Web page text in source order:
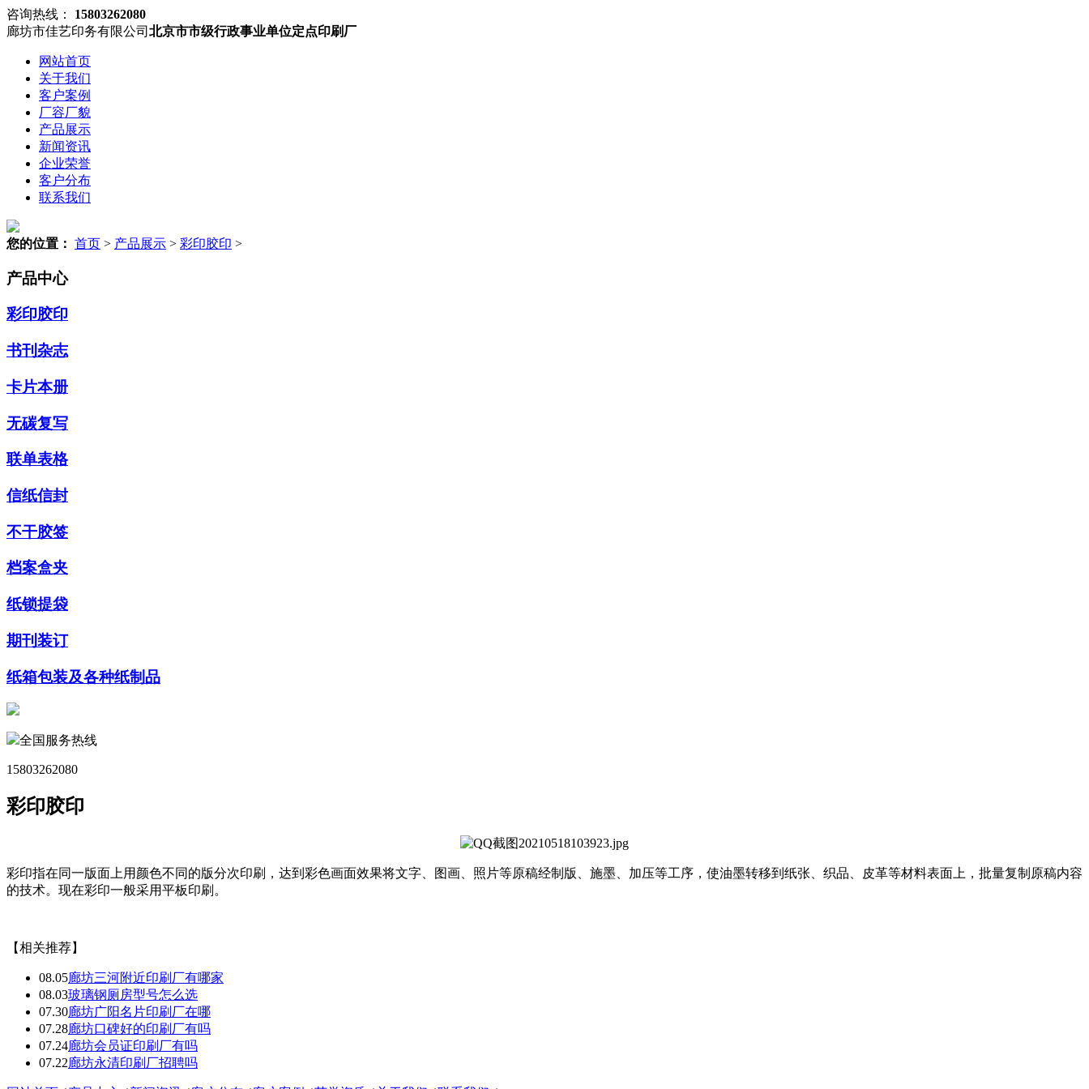
咨询热线：
15803262080
廊坊市佳艺印务有限公司 北京市市级行政事业单位定点印刷厂
网站首页
关于我们
客户案例
厂容厂貌
产品展示
新闻资讯
企业荣誉
客户分布
联系我们
您的位置： 首页 > 产品展示 > 彩印胶印 >
产品中心
彩印胶印
书刊杂志
卡片本册
无碳复写
联单表格
信纸信封
不干胶签
档案盒夹
纸锁提袋
期刊装订
纸箱包装及各种纸制品
全国服务热线
15803262080
彩印胶印
彩印指在同一版面上用颜色不同的版分次印刷，达到彩色画面效果将文字、图画、照片等原稿经制版、施墨、加压等工序，使油墨转移到纸张、织品、皮革等材料表面上，批量复制原稿内容
的技术。现在彩印一般采用平板印刷。
【相关推荐】
08.05廊坊三河附近印刷厂有哪家
08.03玻璃钢厕房型号怎么选
07.30廊坊广阳名片印刷厂在哪
07.28廊坊口碑好的印刷厂有吗
07.24廊坊会员证印刷厂有吗
07.22廊坊永清印刷厂招聘吗